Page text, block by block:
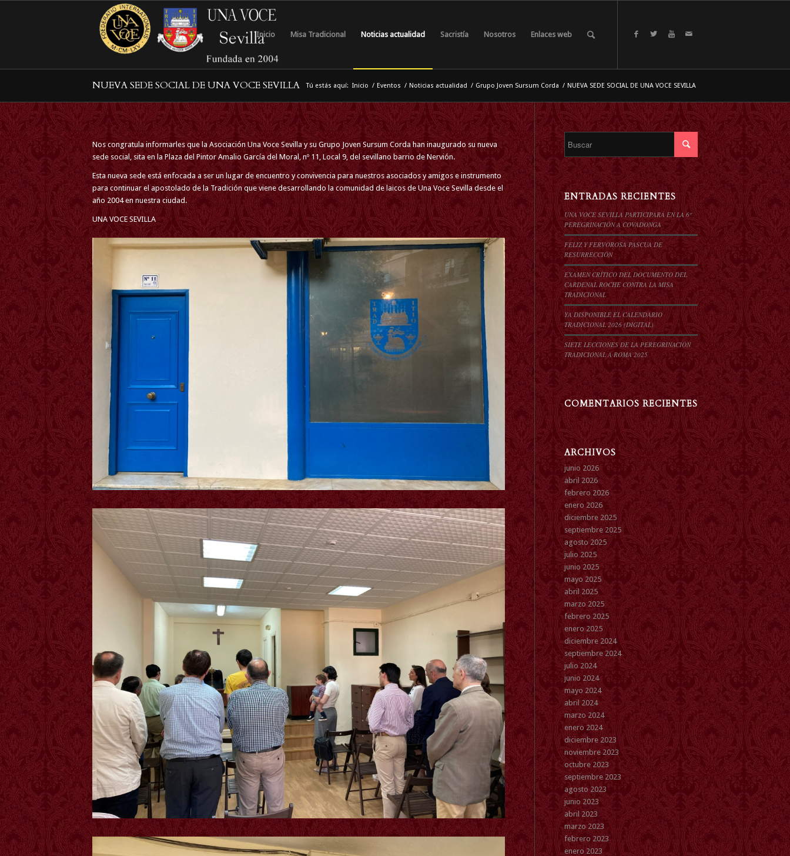
Inicio Misa Tradicional Noticias actualidad Sacristía Nosotros Enlaces web
NUEVA SEDE SOCIAL DE UNA VOCE SEVILLA Tú estás aquí: Inicio / Eventos / Noticias actualidad / Grupo Joven Sursum Corda / NUEVA SEDE SOCIAL DE UNA VOCE SEVILLA
Nos congratula informarles que la Asociación Una Voce Sevilla y su Grupo Joven Sursum Corda han inaugurado su nueva
sede social, sita en la Plaza del Pintor Amalio García del Moral, nº 11, Local 9, del sevillano barrio de Nervión.
Esta nueva sede está enfocada a ser un lugar de encuentro y convivencia para nuestros asociados y amigos e instrumento
para continuar el apostolado de la Tradición que viene desarrollando la comunidad de laicos de Una Voce Sevilla desde el
año 2004 en nuestra ciudad.
UNA VOCE SEVILLA
ENTRADAS RECIENTES
UNA VOCE SEVILLA PARTICIPARÁ EN LA 6º
PEREGRINACIÓN A COVADONGA
FELIZ Y FERVOROSA PASCUA DE
RESURRECCIÓN
EXAMEN CRÍTICO DEL DOCUMENTO DEL
CARDENAL ROCHE CONTRA LA MISA
TRADICIONAL
YA DISPONIBLE EL CALENDARIO
TRADICIONAL 2026 (DIGITAL)
SIETE LECCIONES DE LA PEREGRINACIÓN
TRADICIONAL A ROMA 2025
COMENTARIOS RECIENTES
ARCHIVOS
junio 2026
abril 2026
febrero 2026
enero 2026
diciembre 2025
septiembre 2025
agosto 2025
julio 2025
junio 2025
mayo 2025
abril 2025
marzo 2025
febrero 2025
enero 2025
diciembre 2024
septiembre 2024
julio 2024
junio 2024
mayo 2024
abril 2024
marzo 2024
enero 2024
diciembre 2023
noviembre 2023
octubre 2023
septiembre 2023
agosto 2023
junio 2023
abril 2023
marzo 2023
febrero 2023
enero 2023